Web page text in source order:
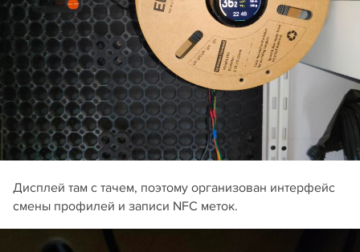
Дисплей там с тачем, поэтому организован интерфейс
смены профилей и записи NFC меток.